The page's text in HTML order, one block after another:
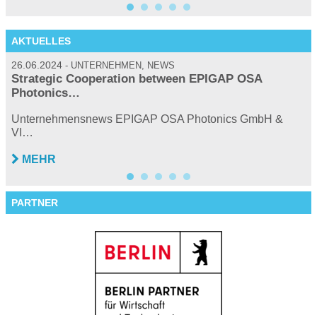
AKTUELLES
26.06.2024 UNTERNEHMEN, NEWS
Strategic Cooperation between EPIGAP OSA
Photonics…
Unternehmensnews EPIGAP OSA Photonics GmbH &
VI…
MEHR
PARTNER